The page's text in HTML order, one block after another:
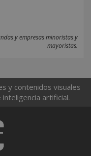
y empresas minoristas y
mayoristas.
y contenidos visuales
artificial.